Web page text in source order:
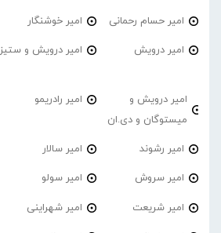
امیر حسام رحمانی امیر خوشنگار
امیر درویش امیر درویش و ستیز
امیر درویش و
میستوگان و دی.ان
امیر رادریمو
امیر رشوند امیر سالار
امیر سروش امیر سولو
امیر شریعت امیر شهراینی